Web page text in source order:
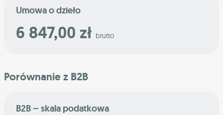
Umowa o dzieło
6 847,00 zł brutto
Porównanie z B2B
B2B – skala podatkowa